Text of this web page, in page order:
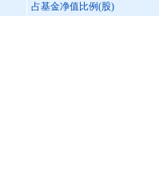
占基金净值比例(股)